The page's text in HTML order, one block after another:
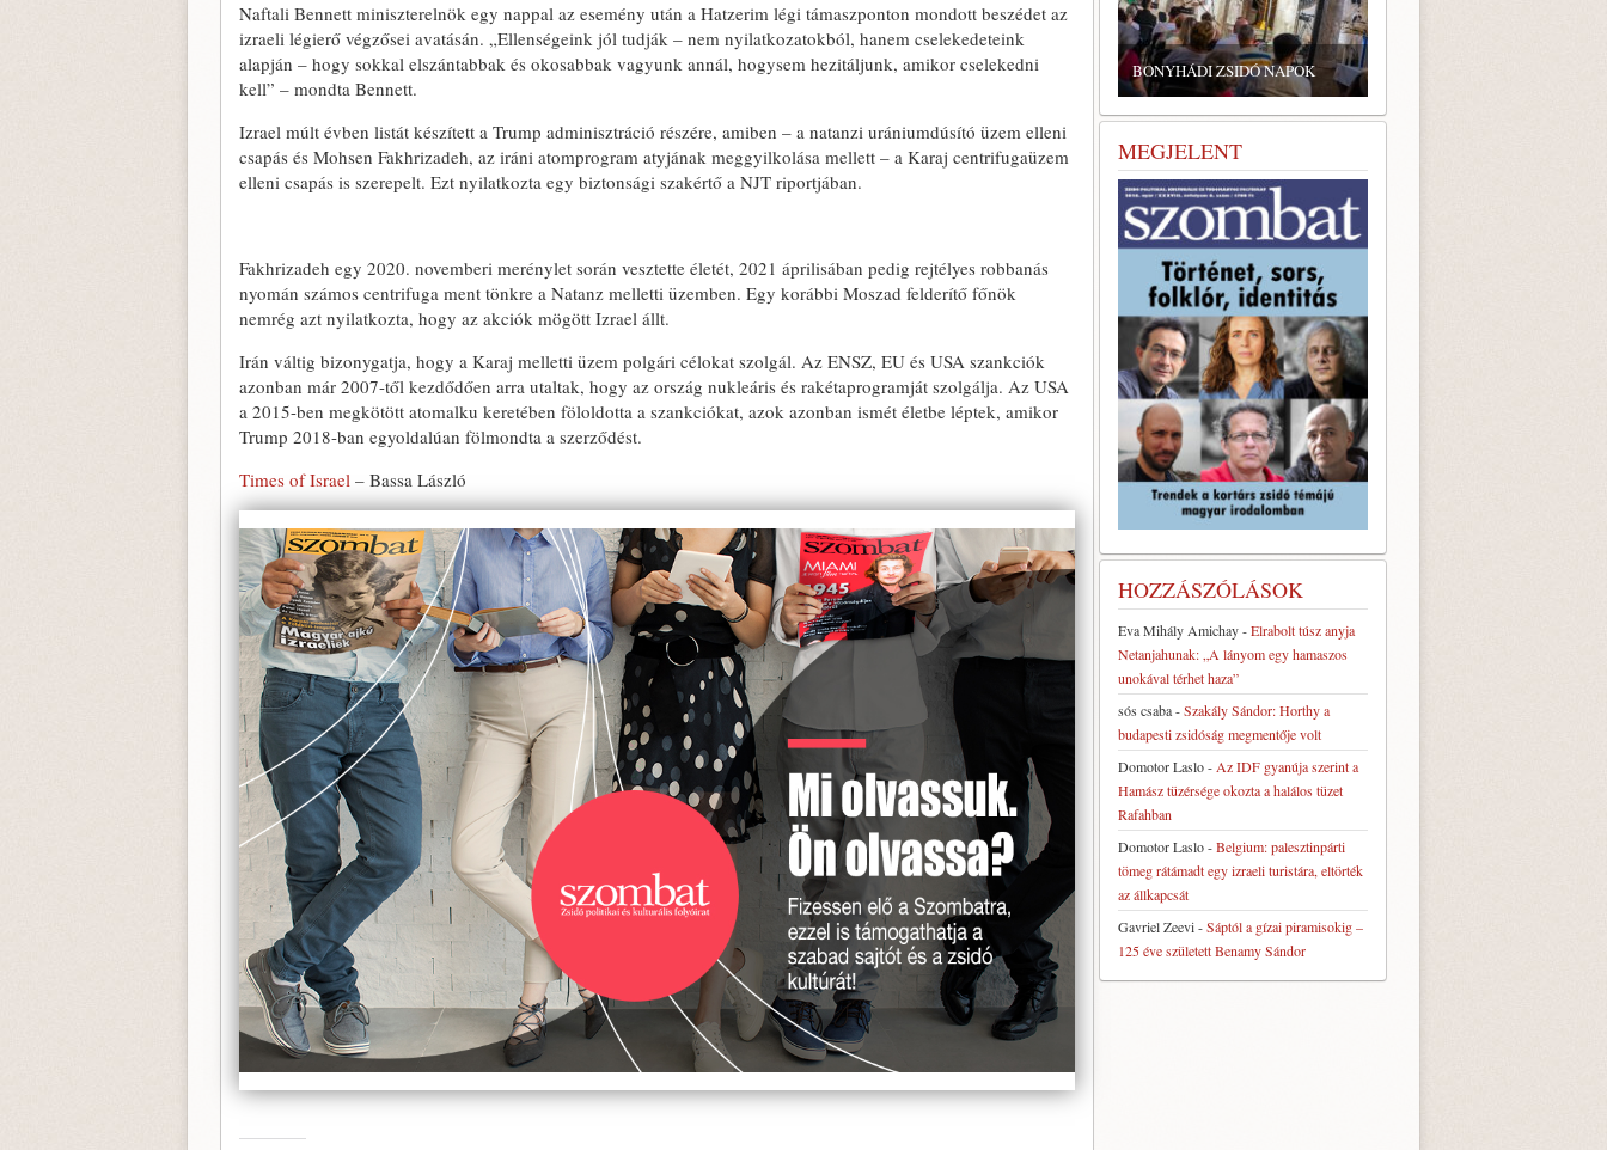
Naftali Bennett miniszterelnök egy nappal az esemény után a Hatzerim légi támaszponton mondott beszédet az
izraeli légierő végzősei avatásán. „Ellenségeink jól tudják – nem nyilatkozatokból, hanem cselekedeteink
alapján – hogy sokkal elszántabbak és okosabbak vagyunk annál, hogysem hezitáljunk, amikor cselekedni
kell” – mondta Bennett.
Izrael múlt évben listát készített a Trump adminisztráció részére, amiben – a natanzi urániumdúsító üzem elleni
csapás és Mohsen Fakhrizadeh, az iráni atomprogram atyjának meggyilkolása mellett – a Karaj centrifugaüzem
elleni csapás is szerepelt. Ezt nyilatkozta egy biztonsági szakértő a NJT riportjában.
Fakhrizadeh egy 2020. novemberi merénylet során vesztette életét, 2021 áprilisában pedig rejtélyes robbanás
nyomán számos centrifuga ment tönkre a Natanz melletti üzemben. Egy korábbi Moszad felderítő főnök
nemrég azt nyilatkozta, hogy az akciók mögött Izrael állt.
Irán váltig bizonygatja, hogy a Karaj melletti üzem polgári célokat szolgál. Az ENSZ, EU és USA szankciók
azonban már 2007-től kezdődően arra utaltak, hogy az ország nukleáris és rakétaprogramját szolgálja. Az USA
a 2015-ben megkötött atomalku keretében föloldotta a szankciókat, azok azonban ismét életbe léptek, amikor
Trump 2018-ban egyoldalúan fölmondta a szerződést.
Times of Israel – Bassa László
ZSIDÓ GASZTRONÓMIAI
TALÁLKOZÓ A BONYHÁDI
ZSINAGÓGÁBAN
MEGJELENT
HOZZÁSZÓLÁSOK
Eva Mihály Amichay-Elrabolt túsz anyja
Netanjahunak: „A lányom egy hamaszos
unokával térhet haza”
sós csaba-Szakály Sándor: Horthy a
budapesti zsidóság megmentője volt
Domotor Laslo- Az IDF gyanúja szerint a
Hamász tüzérsége okozta a halálos tüzet
Rafahban
Domotor Laslo-Belgium: palesztinpárti
tömeg rátámadt egy izraeli turistára, eltörték
az állkapcsát
Gavriel Zeevi-Sáptól a gízai piramisokig –
125 éve született Benamy Sándor